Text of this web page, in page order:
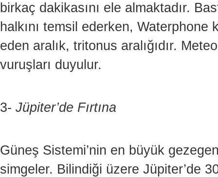
birkaç dakikasını ele almaktadır.
halkını temsil ederken, Waterphone
eden aralık, tritonus aralığıdır.
vuruşları duyulur.
3- Jüpiter’de Fırtına
Güneş Sistemi’nin en büyük
simgeler. Bilindiği üzere Jüpiter’de